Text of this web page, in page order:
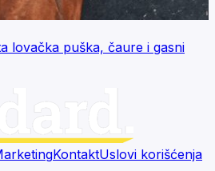
lovačka puška, čaure i gasni
KontaktUslovi korišćenja